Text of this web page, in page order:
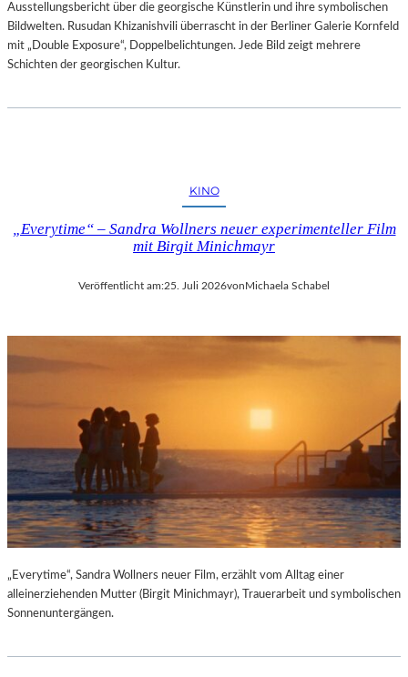
Ausstellungsbericht über die georgische Künstlerin und ihre symbolischen
Bildwelten. Rusudan Khizanishvili überrascht in der Berliner Galerie Kornfeld
mit „Double Exposure“, Doppelbelichtungen. Jede Bild zeigt mehrere
Schichten der georgischen Kultur.
KINO
„Everytime“ – Sandra Wollners neuer experimenteller Film
mit Birgit Minichmayr
Veröffentlicht am:25. Juli 2026von Michaela Schabel
„Everytime“, Sandra Wollners neuer Film, erzählt vom Alltag einer
alleinerziehenden Mutter (Birgit Minichmayr), Trauerarbeit und symbolischen
Sonnenuntergängen.